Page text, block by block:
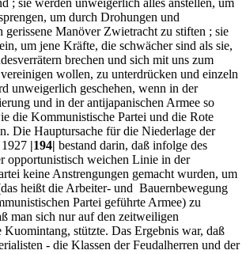
; sie werden unweigerlich alles anstellen, um
um durch Drohungen und
gerissene Manöver Zwietracht zu stiften ; sie
um jene Kräfte, die schwächer sind als sie,
brechen und sich mit uns zum
wollen, zu unterdrücken und einzeln
unweigerlich geschehen, wenn in der
und in der antijapanischen Armee so
die Kommunistische Partei und die Rote
Die Hauptursache für die Niederlage der
|194| bestand darin, daß infolge des
opportunistisch weichen Linie in der
keine Anstrengungen gemacht wurden, um
heißt die Arbeiter- und Bauernbewegung
Partei geführte Armee) zu
man sich nur auf den zeitweiligen
Kuomintang, stützte. Das Ergebnis war, daß
- die Klassen der Feudalherren und der